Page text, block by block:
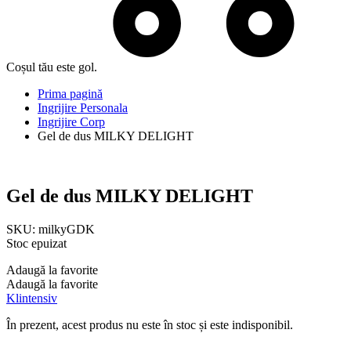
Coșul tău este gol.
Prima pagină
Ingrijire Personala
Ingrijire Corp
Gel de dus MILKY DELIGHT
Gel de dus MILKY DELIGHT
SKU: milkyGDK
Stoc epuizat
Adaugă la favorite
Adaugă la favorite
Klintensiv
În prezent, acest produs nu este în stoc și este indisponibil.